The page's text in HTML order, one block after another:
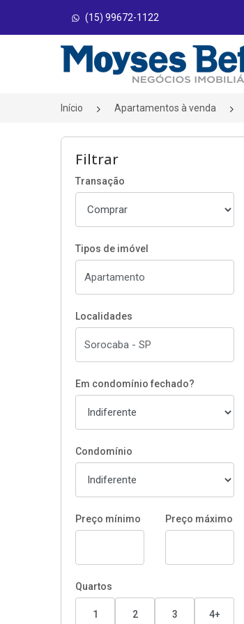
(15) 99672-1122
Página inicial
Início Apartamentos à venda
Filtrar
Transação
Tipos de imóvel
Localidades
Em condomínio fechado?
Condomínio
Preço mínimo Preço máximo
Quartos
1 2 3 4+